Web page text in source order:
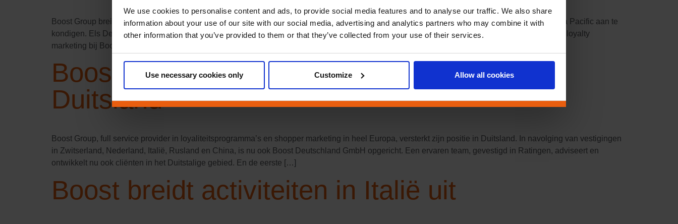
We use cookies to personalise content and ads, to provide social media features and to analyse our traffic. We also share
information about your use of our site with our social media, advertising and analytics partners who may combine it with
other information that you’ve provided to them or that they’ve collected from your use of their services.
Use necessary cookies only Customize Allow all cookies
Boost Group breidt uit naar retailmarkten in Azië-Pacific Boost Group is verheugd de benoeming van Els de Sweemer als Managing Director Asia Pacific aan te
kondigen. Els De Sweemer brengt 10 jaar internationale ervaring en kennis van getrouwheidsmarketing met zich mee. Ze begon haar carrière in loyalty
marketing bij Boost Group in 2009 voordat ze […]
Boost Group versterkt zijn aanwezigheid in
Duitsland
Boost Group, full service provider in loyaliteitsprogramma’s en shopper marketing in heel Europa, versterkt zijn positie in Duitsland. In navolging van vestigingen
in Zwitserland, Nederland, Italië, Rusland en China, is nu ook Boost Deutschland GmbH opgericht. Een ervaren team, gevestigd in Ratingen, adviseert en
ontwikkelt nu ook cliënten in het Duitstalige gebied. En de eerste […]
Boost breidt activiteiten in Italië uit